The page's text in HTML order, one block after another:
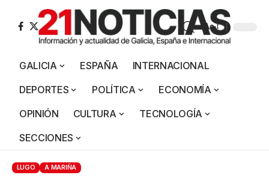
Aa
GALICIA ESPAÑA
INTERNACIONAL
DEPORTES
POLÍTICA
ECONOMÍA
OPINIÓN
CULTURA
TECNOLOGÍA
SECCIONES
LUGO A MARIÑA